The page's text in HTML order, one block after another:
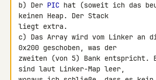
b) Der PIC hat (soweit ich das
keinen Heap. Der Stack
liegt extra.
c) Das Array wird vom Linker an
0x200 geschoben, was der
zweiten (von 5) Bank entspricht.
sind laut Linker-Map leer,